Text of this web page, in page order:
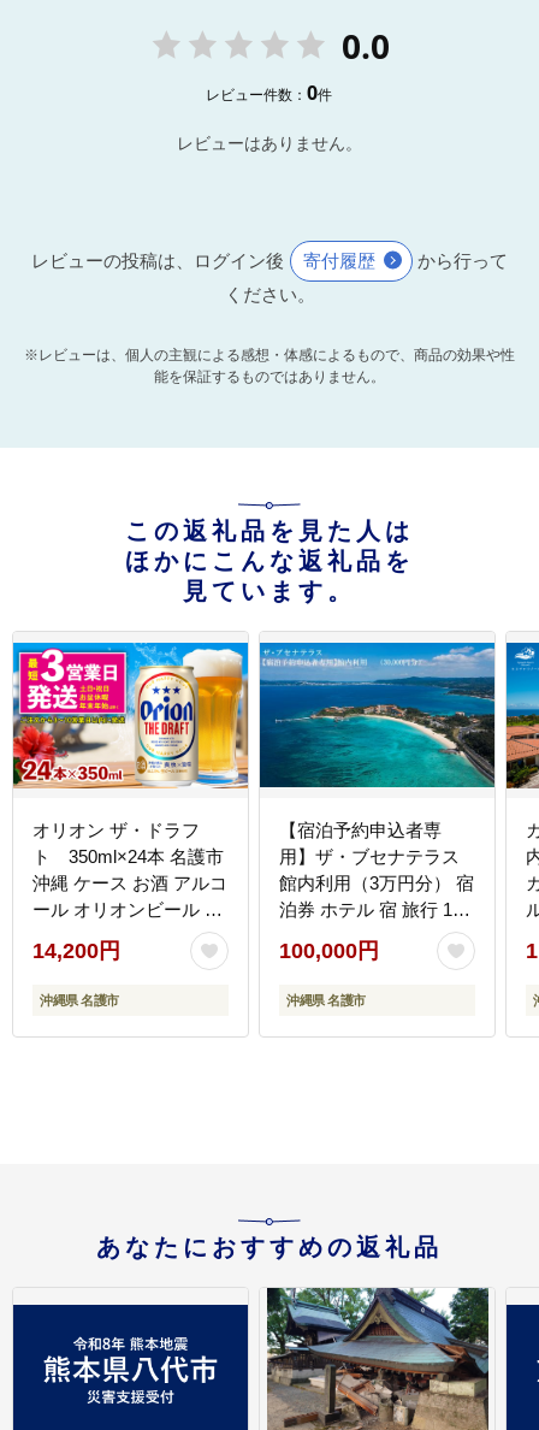
0.0
レビュー件数：0件
レビューはありません。
レビューの投稿は、ログイン後 寄付履歴
から行って
ください。
※レビューは、個人の主観による感想・体感によるもので、商品の効果や性
能を保証するものではありません。
この返礼品を見た人は
ほかにこんな返礼品を
見ています。
オリオン ザ・ドラフ
ト 350ml×24本 名護市
沖縄 ケース お酒 アルコ
ール オリオンビール ク
ラフトビール お土産 お
みやげ ギフト プレゼン
ト 速達 贈り物 おすすめ
きなわ BEER beer
14,200円
沖縄県 名護市
【宿泊予約申込者専
用】ザ・ブセナテラス
館内利用（3万円分） 宿
泊券 ホテル 宿 旅行 1泊
2日 人気 おすすめ レス
トラン スパ 新婚旅行 バ
カンス 海 カップル 家族
サプライズ 新婚 誕生日
100,000円
沖縄県 名護市
あなたにおすすめの返礼品